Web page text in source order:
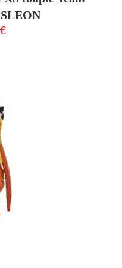
€